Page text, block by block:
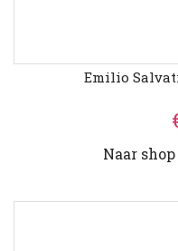
Emilio
Naar shop